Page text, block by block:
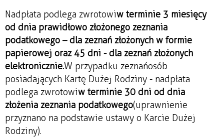
Nadpłata podlega zwrotowiw terminie 3 miesięcy
od dnia prawidłowo złożonego zeznania
podatkowego – dla zeznań złożonych w formie
papierowej oraz 45 dni - dla zeznań złożonych
elektronicznie.W przypadku zeznań osób
posiadających Kartę Dużej Rodziny - nadpłata
podlega zwrotowiw terminie 30 dni od dnia
złożenia zeznania podatkowego(uprawnienie
przyznano na podstawie ustawy o Karcie Dużej
Rodziny).